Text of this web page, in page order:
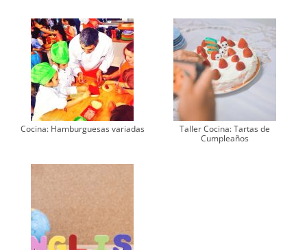
Cocina: Hamburguesas variadas
Taller Cocina: Tartas de
Cumpleaños